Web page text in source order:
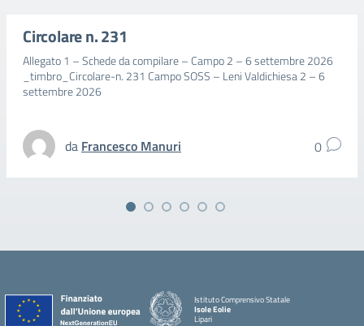
Circolare n. 231
Allegato 1 – Schede da compilare – Campo 2 – 6 settembre 2026
_timbro_Circolare-n. 231 Campo SOSS – Leni Valdichiesa 2 – 6
settembre 2026
da Francesco Manuri 0
Istituto Comprensivo Statale
Isole Eolie
Lipari